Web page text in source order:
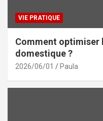
VIE PRATIQUE
Comment optimiser
domestique ?
2026/06/01 Paula